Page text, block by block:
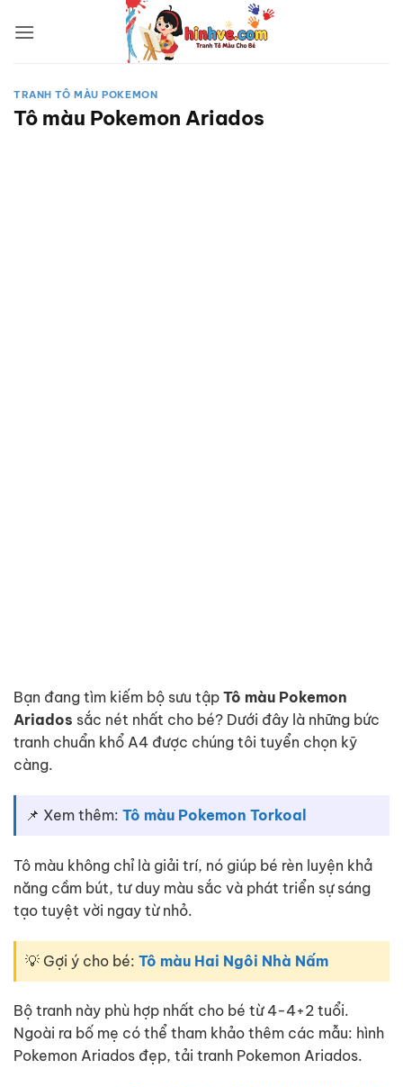
qua
TRANH TÔ MÀU POKEMON
Tô màu Pokemon Ariados
Bạn đang tìm kiếm bộ sưu tập Tô màu Pokemon
Ariados sắc nét nhất cho bé? Dưới đây là những bức
tranh chuẩn khổ A4 được chúng tôi tuyển chọn kỹ
càng.
📌 Xem thêm: Tô màu Pokemon Torkoal
Tô màu không chỉ là giải trí, nó giúp bé rèn luyện khả
năng cầm bút, tư duy màu sắc và phát triển sự sáng
tạo tuyệt vời ngay từ nhỏ.
💡 Gợi ý cho bé: Tô màu Hai Ngôi Nhà Nấm
Bộ tranh này phù hợp nhất cho bé từ 4-4+2 tuổi.
Ngoài ra bố mẹ có thể tham khảo thêm các mẫu: hình
Pokemon Ariados đẹp, tải tranh Pokemon Ariados.